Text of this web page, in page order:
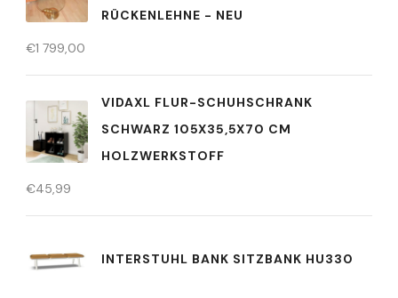
RÜCKENLEHNE - NEU
€1 799,00
VIDAXL FLUR-SCHUHSCHRANK
SCHWARZ 105X35,5X70 CM
HOLZWERKSTOFF
€45,99
INTERSTUHL BANK SITZBANK HU330